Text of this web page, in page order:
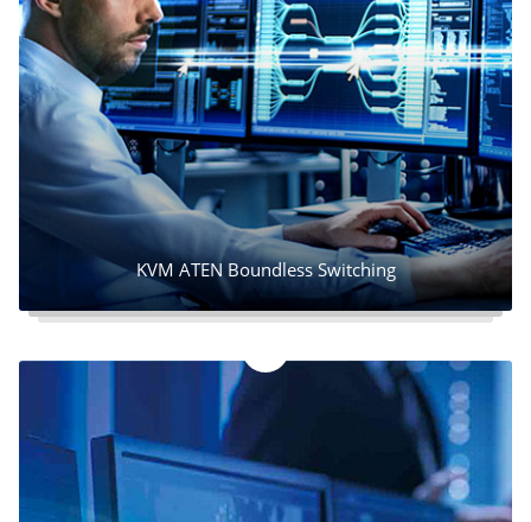
KVM ATEN Boundless Switching